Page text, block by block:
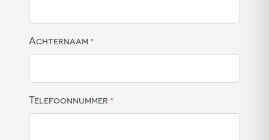
Achternaam *
Telefoonnummer *